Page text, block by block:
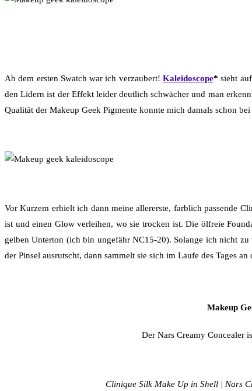
Ab dem ersten Swatch war ich verzaubert! Kaleidoscope* sieht
den Lidern ist der Effekt leider deutlich schwächer und man
Qualität der Makeup Geek Pigmente konnte mich damals schon bei
Vor Kurzem erhielt ich dann meine allererste, farblich passende
ist und einen Glow verleihen, wo sie trocken ist. Die ölfreie
gelben Unterton (ich bin ungefähr NC15-20). Solange ich nicht
der Pinsel ausrutscht, dann sammelt sie sich im Laufe des Tages
Makeup
Der Nars Creamy Concealer
Clinique Silk Make Up in Shell | Nars